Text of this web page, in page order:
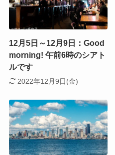
12月5日～12月9日：Good
morning! 午前6時のシアト
ルです
2022年12月9日(金)